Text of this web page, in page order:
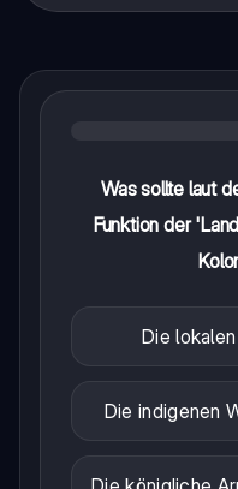
Was sollte laut
Funktion der
Die
Die indigenen